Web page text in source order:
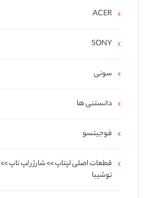
ACER
SONY
سونی
دانستنی ها
فوجیتسو
قطعات اصلی لپتاپ >> شارژر لپ تاپ >>
توشیبا